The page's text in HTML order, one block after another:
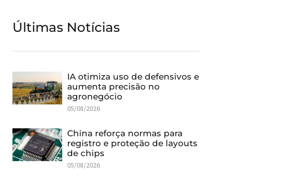
Últimas Notícias
IA otimiza uso de defensivos e
aumenta precisão no
agronegócio
05/08/2026
China reforça normas para
registro e proteção de layouts
de chips
05/08/2026